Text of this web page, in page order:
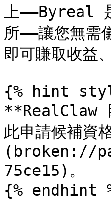
上——Byreal
所——讓您無需
即可賺取收益
{% hint
**RealClaw
此申請候補資
(broken://
75ce15)。
{% endhint